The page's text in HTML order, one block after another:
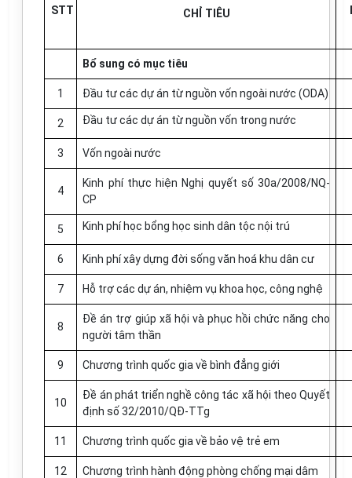
STT CHỈ TIÊU
Bổ sung có mục tiêu
1 Đầu tư các dự án từ nguồn vốn ngoài nước (ODA)
2 Đầu tư các dự án từ nguồn vốn trong nước
3 Vốn ngoài nước
4
Kinh phí thực hiện Nghị quyết số 30a/2008/NQ-
CP
5 Kinh phí học bổng học sinh dân tộc nội trú
6 Kinh phí xây dựng đời sống văn hoá khu dân cư
7 Hỗ trợ các dự án, nhiệm vụ khoa học, công nghệ
8
Đề án trợ giúp xã hội và phục hồi chức năng cho
người tâm thần
9 Chương trình quốc gia về bình đẳng giới
10
Đề án phát triển nghề công tác xã hội theo Quyết
định số 32/2010/QĐ-TTg
11 Chương trình quốc gia về bảo vệ trẻ em
12 Chương trình hành động phòng chống mại dâm